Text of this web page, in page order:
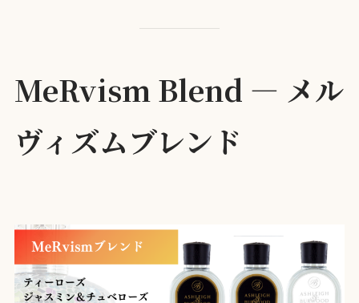
MeRvism Blend — メル
ヴィズムブレンド